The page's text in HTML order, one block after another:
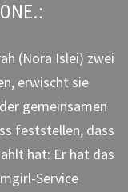
(Nora Islei) zwei
erwischt sie
gemeinsamen
feststellen, dass
hat: Er hat das
Service